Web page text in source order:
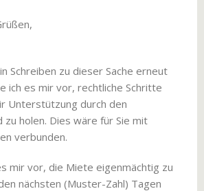
Schreiben zu dieser Sache erneut
ich es mir vor, rechtliche Schritte
Unterstützung durch den
holen. Dies wäre für Sie mit
verbunden.
mir vor, die Miete eigenmächtig zu
nächsten (Muster-Zahl) Tagen